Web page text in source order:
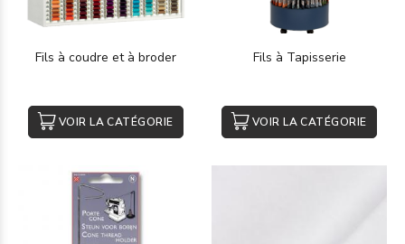
Fils à coudre et à broder
VOIR LA CATÉGORIE
Fils à Tapisserie
VOIR LA CATÉGORIE